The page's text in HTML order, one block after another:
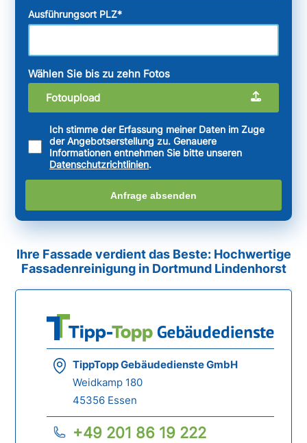
Ausführungsort PLZ*
Wählen Sie bis zu zehn Fotos
Fotoupload
Ich stimme der Erfassung meiner Daten im Zuge
der Angebotserstellung zu. Genauere
Informationen entnehmen Sie bitte unseren
Datenschutzrichtlinien.
Anfrage absenden
Ihre Fassade verdient das Beste: Hochwertige
Fassadenreinigung in Dortmund Lindenhorst
TippTopp Gebäudedienste GmbH
Weidkamp 180
45356 Essen
+49 201 86 19 222